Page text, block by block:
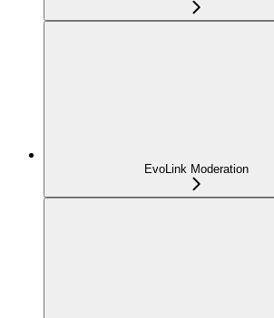
EvoLink Moderation